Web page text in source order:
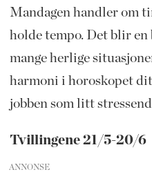
Mandagen handler om
holde tempo. Det blir en
mange herlige
harmoni i horoskopet
jobben som litt
Tvillingene 21/5-20/6
ANNONSE